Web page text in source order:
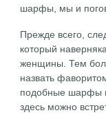
шарфы, мы и
Прежде всего,
который
женщины. Тем
назвать
подобные шарфы
здесь можно